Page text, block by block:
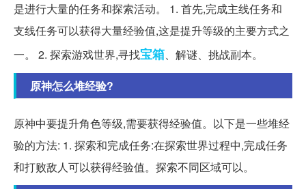
是进行大量的任务和探索活动。 1. 首先,完成主线任务和
支线任务可以获得大量经验值,这是提升等级的主要方式之
一。 2. 探索游戏世界,寻找宝箱、解谜、挑战副本。
原神怎么堆经验?
原神中要提升角色等级,需要获得经验值。以下是一些堆经
验的方法: 1. 探索和完成任务:在探索世界过程中,完成任务
和打败敌人可以获得经验值。探索不同区域可以。